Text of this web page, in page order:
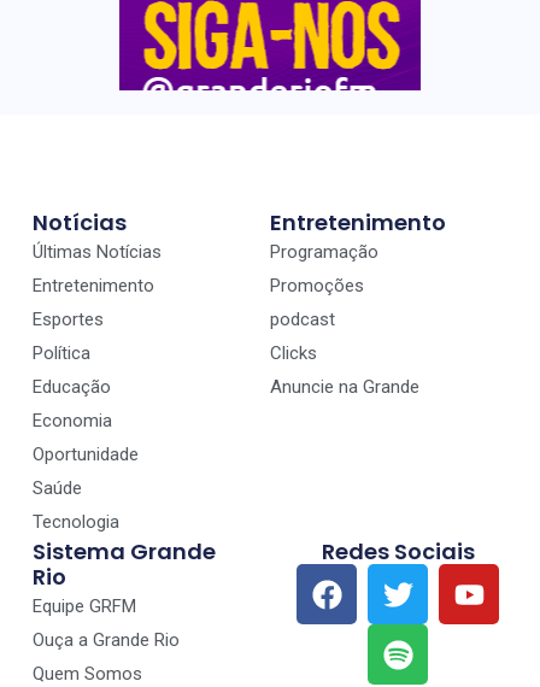
Notícias
Últimas Notícias
Entretenimento
Esportes
Política
Educação
Economia
Oportunidade
Saúde
Tecnologia
Entretenimento
Programação
Promoções
podcast
Clicks
Anuncie na Grande
Sistema Grande
Rio
Equipe GRFM
Ouça a Grande Rio
Quem Somos
Redes Sociais